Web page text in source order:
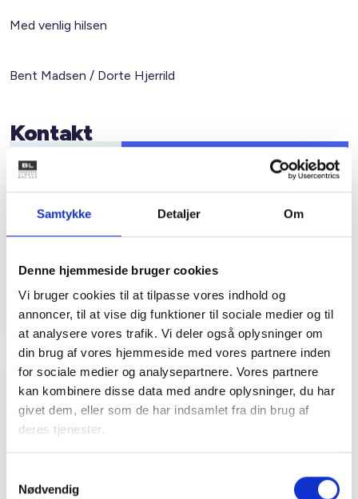
Samtykke Detaljer Om
Denne hjemmeside bruger cookies
Vi bruger cookies til at tilpasse vores indhold og
annoncer, til at vise dig funktioner til sociale medier og til
at analysere vores trafik. Vi deler også oplysninger om
din brug af vores hjemmeside med vores partnere inden
for sociale medier og analysepartnere. Vores partnere
kan kombinere disse data med andre oplysninger, du har
givet dem, eller som de har indsamlet fra din brug af
deres tjenester.
Nødvendig
Med venlig hilsen
Bent Madsen / Dorte Hjerrild
Kontakt
Afdelingschef
Tlf: 28 88 18 72
Relateret indhold Viden
BL INFORMERER
ejendomme skal være klar senest 1. januar